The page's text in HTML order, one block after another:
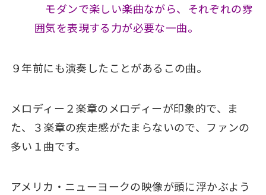
モダンで楽しい楽曲ながら、それぞれの雰
囲気を表現する力が必要な一曲。
９年前にも演奏したことがあるこの曲。
メロディー２楽章のメロディーが印象的で、ま
た、３楽章の疾走感がたまらないので、ファンの
多い１曲です。
アメリカ・ニューヨークの映像が頭に浮かぶよう